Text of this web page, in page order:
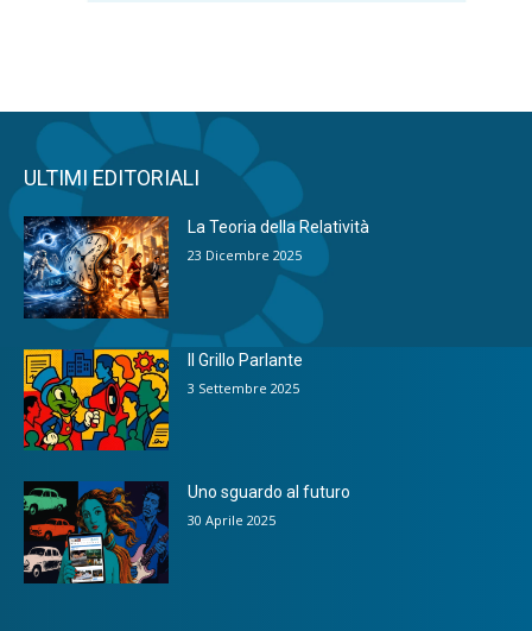
ULTIMI EDITORIALI
La Teoria della Relatività
23 Dicembre 2025
Il Grillo Parlante
3 Settembre 2025
Uno sguardo al futuro
30 Aprile 2025